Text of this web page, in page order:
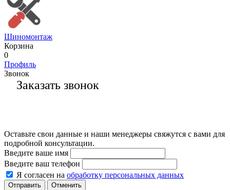
Шиномонтаж
Корзина
0
Профиль
Звонок
Заказать звонок
Оставьте свои данные и наши менеджеры свяжутся с вами для
подробной консультации.
Введите ваше имя
Введите ваш телефон
Я согласен на обработку персональных данных
Отменить